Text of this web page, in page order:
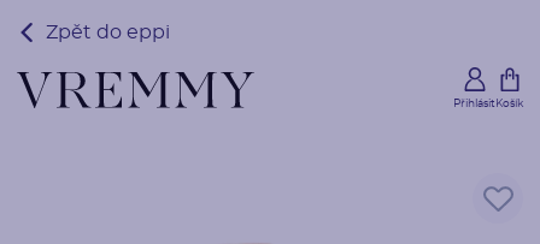
Zpět do eppi
PřihlásitKošík